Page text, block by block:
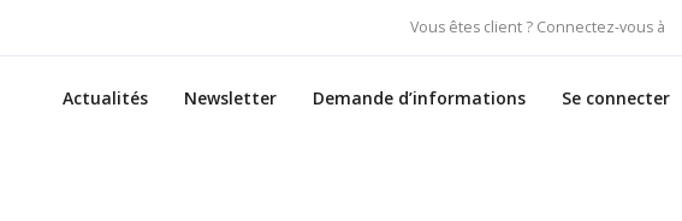
Vous êtes client ? Connectez-vous à
Actualités Newsletter Demande d’informations Se connecter